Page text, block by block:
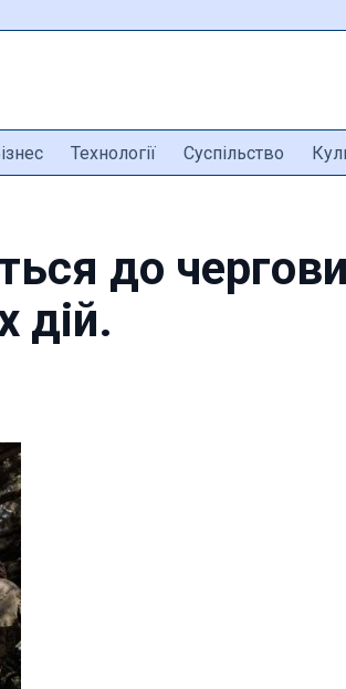
Технології Суспільство
до
дій.